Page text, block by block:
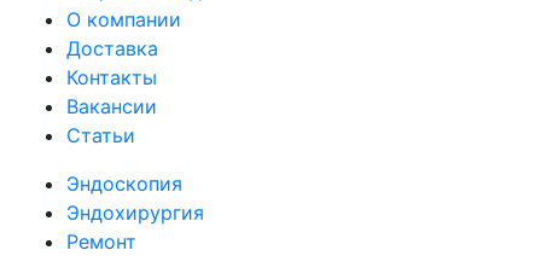
О компании
Доставка
Контакты
Вакансии
Статьи
Эндоскопия
Эндохирургия
Ремонт